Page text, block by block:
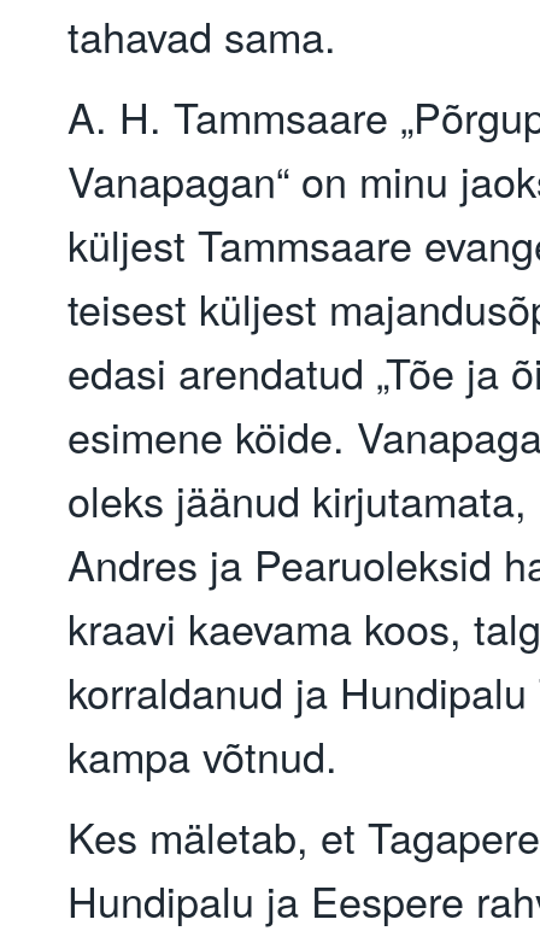
tahavad sama.
A. H. Tammsaare
Vanapagan“ on minu
küljest Tammsaare
teisest küljest
edasi arendatud „Tõe ja
esimene köide.
oleks jäänud kirjutamata,
Andres ja Pearuoleksid
kraavi kaevama koos,
korraldanud ja
kampa võtnud.
Kes mäletab, et
Hundipalu ja Eespere